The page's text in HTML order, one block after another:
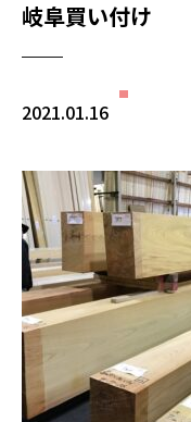
岐阜買い付け
2021.01.16